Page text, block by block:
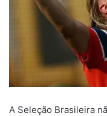
A Seleção Brasileira